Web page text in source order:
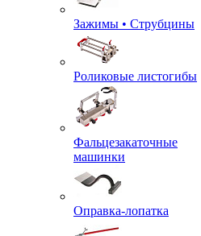
Зажимы • Струбцины
Роликовые листогибы
Фальцезакаточные
машинки
Оправка-лопатка